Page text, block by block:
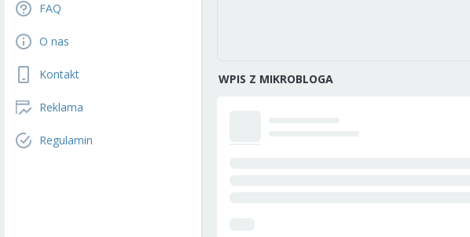
FAQ
O nas
Kontakt
Reklama
Regulamin
WPIS Z MIKROBLOGA